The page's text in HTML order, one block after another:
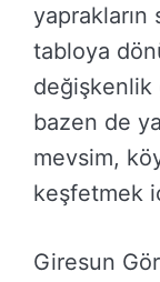
yaprakların
tabloya
değişkenlik
bazen de
mevsim,
keşfetmek
Giresun